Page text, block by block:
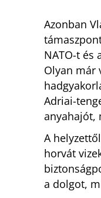
Azonban
NATO-t és
Olyan már
Adriai-
anyahajót,
A
horvát
a dolgot,